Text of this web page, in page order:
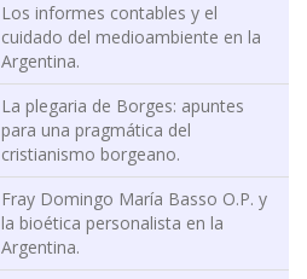
Los informes contables y el
cuidado del medioambiente en la
Argentina.
La plegaria de Borges: apuntes
para una pragmática del
cristianismo borgeano.
Fray Domingo María Basso O.P. y
la bioética personalista en la
Argentina.